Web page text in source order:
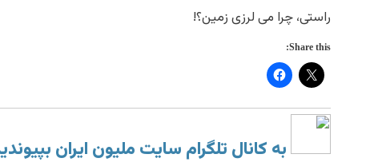
راستی، چرا می لرزی زمین؟!
Share this:
به کانال تلگرام سایت ملیون ایران